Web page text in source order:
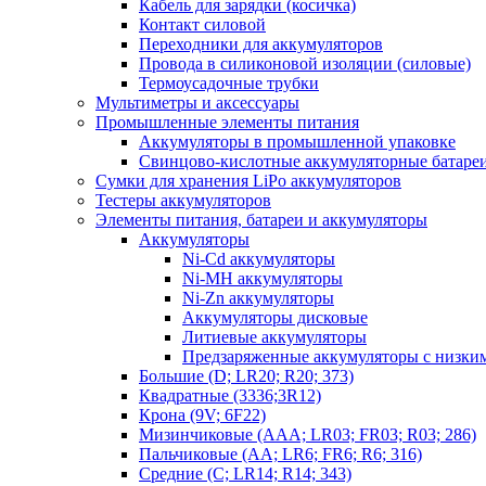
Кабель для зарядки (косичка)
Контакт силовой
Переходники для аккумуляторов
Провода в силиконовой изоляции (силовые)
Термоусадочные трубки
Мультиметры и аксессуары
Промышленные элементы питания
Аккумуляторы в промышленной упаковке
Свинцово-кислотные аккумуляторные
Сумки для хранения LiPo аккумуляторов
Тестеры аккумуляторов
Элементы питания, батареи и аккумуляторы
Аккумуляторы
Ni-Cd аккумуляторы
Ni-MH аккумуляторы
Ni-Zn аккумуляторы
Аккумуляторы дисковые
Литиевые аккумуляторы
Предзаряженные аккумуляторы с
Большие (D; LR20; R20; 373)
Квадратные (3336;3R12)
Крона (9V; 6F22)
Мизинчиковые (AAA; LR03; FR03; R03; 286)
Пальчиковые (AA; LR6; FR6; R6; 316)
Средние (C; LR14; R14; 343)